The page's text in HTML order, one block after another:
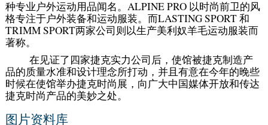
种专业户外运动用品闻名。ALPINE PRO 以时尚前卫的风
格专注于户外装备和运动服装。而LASTING SPORT 和
TRIMM SPORT两家公司则以生产美利奴羊毛运动服装而
著称。
在见证了四家捷克实力公司后，使馆被捷克制造产
品的质量水准和设计理念所打动，并且有意在今年的晚些
时候在使馆举办捷克时尚展，向广大中国媒体开放和传达
捷克时尚产品的美妙之处。
图片资料库